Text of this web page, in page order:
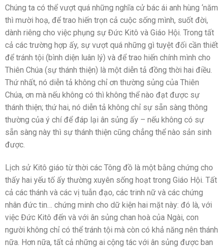
Chúng ta có thể vượt quá những nghĩa cử bác ái anh hùng ‘năm
thì mười hoạ, để trao hiến trọn cả cuộc sống mình, suốt đời,
dành riêng cho việc phụng sự Đức Kitô và Giáo Hội. Trong tất
cả các trường hợp ấy, sự vượt quá những gì tuyệt đối cần thiết
để tránh tội (bình diện luân lý) và để trao hiến chính mình cho
Thiên Chúa (sự thánh thiện) là một diễn tả đồng thời hai điều.
Thứ nhất, nó diễn tả không chỉ ơn thường sủng của Thiên
Chúa, ơn mà nếu không có thì không thể nào đạt được sự
thánh thiện; thứ hai, nó diễn tả không chỉ sự sẵn sàng thông
thường của ý chí để đáp lại ân sủng ấy – nếu không có sự
sẵn sàng này thì sự thánh thiện cũng chẳng thể nào sản sinh
được.
Lịch sử Kitô giáo từ thời các Tông đồ là một bằng chứng cho
thấy hai yếu tố ấy thường xuyên sống hoạt trong Giáo Hội. Tất
cả các thánh và các vị tuẫn đạo, các trinh nữ và các chứng
nhân đức tin… chứng minh cho dữ kiện hai mặt này: đó là, với
việc Đức Kitô đến và với ân sủng chan hoà của Ngài, con
người không chỉ có thể tránh tội mà còn có khả năng nên thánh
nữa. Hơn nữa, tất cả những ai cộng tác với ân sủng được ban